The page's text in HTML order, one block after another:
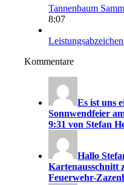
Tannenbaum
8:07
Kommentare
Es ist uns
Sonnwendfeier
9:31 von Stefan
Hallo
Kartenausschnitt
Feuerwehr-